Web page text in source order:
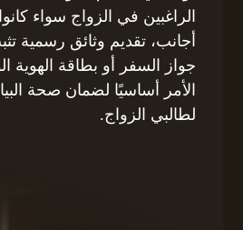
الراغبين في الزواج سواء
أجانب، تقديم وثائق رسمية
جواز السفر أو بطاقة الهوية
الأمر أساسيًا لضمان صحة
لطالبي الزواج.